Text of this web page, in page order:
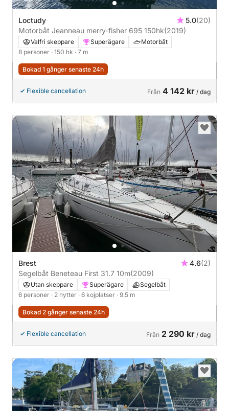
Loctudy 5.0(20)
Motorbåt Jeanneau merry-fisher 695 150hk(2019)
Valfri skeppare Superägare
Motorbåt
8 personer · 150 hk · 7 m
Bokad 1 gånger senaste 24h
Flexible cancellation Från 4 142 kr / dag
Brest 4.6(2)
Segelbåt Beneteau First 31.7 10m(2009)
Utan skeppare Superägare
Segelbåt
6 personer · 2 hytter · 6 kojplatser · 9.5 m
Bokad 2 gånger senaste 24h
Flexible cancellation Från 2 290 kr / dag